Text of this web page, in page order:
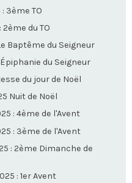
3ème TO
du TO
Baptême du Seigneur
du Seigneur
du jour de Noël
Nuit de Noël
: 4ème de l'Avent
: 3ème de l'Avent
: 2ème Dimanche de
: 1er Avent